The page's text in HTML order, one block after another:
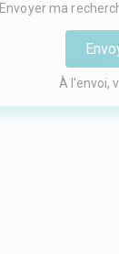
Envoyer ma
À l'envoi,